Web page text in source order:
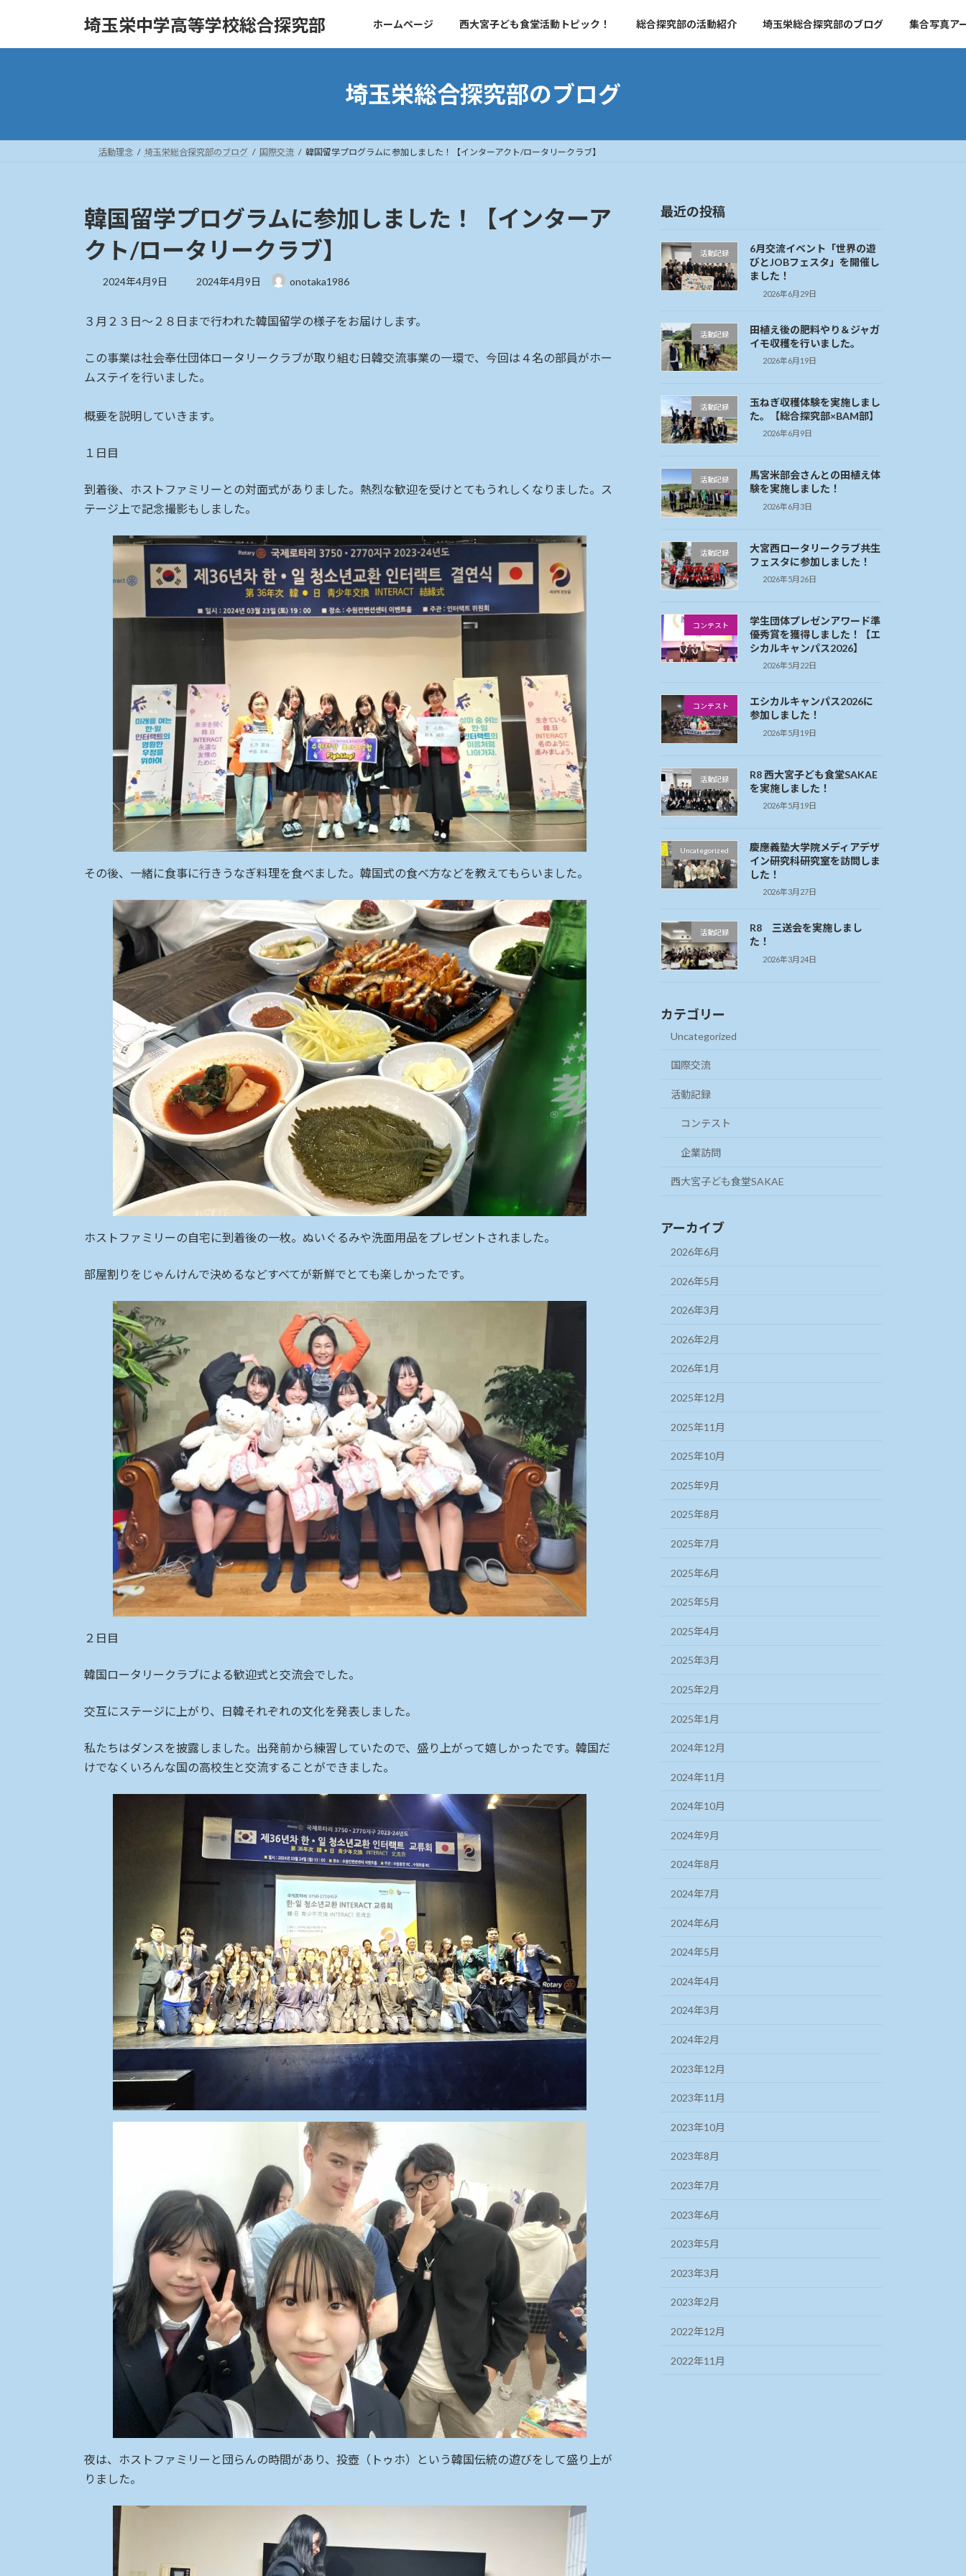
埼玉栄中学高等学校総合探究部 ホームページ 西大宮子ども食堂活動トピック！ 総合探究部の活動紹介 埼玉栄総合探究部のブログ 集合写真ア
埼玉栄総合探究部のブログ
活動理念 埼玉栄総合探究部のブログ 国際交流 韓国留学プログラムに参加しました！【インターアクト/ロータリークラブ】
韓国留学プログラムに参加しました！【インターア
クト/ロータリークラブ】
2024年4月9日
最
新
時
:
2024年4月9日 onotaka1986
３月２３日～２８日まで行われた韓国留学の様子をお届けします。
この事業は社会奉仕団体ロータリークラブが取り組む日韓交流事業の一環で、今回は４名の部員がホー
ムステイを行いました。
概要を説明していきます。
１日目
到着後、ホストファミリーとの対面式がありました。熱烈な歓迎を受けとてもうれしくなりました。ス
テージ上で記念撮影もしました。
その後、一緒に食事に行きうなぎ料理を食べました。韓国式の食べ方などを教えてもらいました。
ホストファミリーの自宅に到着後の一枚。ぬいぐるみや洗面用品をプレゼントされました。
部屋割りをじゃんけんで決めるなどすべてが新鮮でとても楽しかったです。
２日目
韓国ロータリークラブによる歓迎式と交流会でした。
交互にステージに上がり、日韓それぞれの文化を発表しました。
私たちはダンスを披露しました。出発前から練習していたので、盛り上がって嬉しかったです。韓国だ
けでなくいろんな国の高校生と交流することができました。
夜は、ホストファミリーと団らんの時間があり、投壺（トゥホ）という韓国伝統の遊びをして盛り上が
りました。
最近の投稿
活動記録
6月交流イベント「世界の遊
びとJOBフェスタ」を開催し
ました！
2026年6月29日
活動記録
田植え後の肥料やり＆ジャガ
イモ収穫を行いました。
2026年6月19日
活動記録
玉ねぎ収穫体験を実施しまし
た。【総合探究部×BAM部】
2026年6月9日
活動記録
馬宮米部会さんとの田植え体
験を実施しました！
2026年6月3日
活動記録
大宮西ロータリークラブ共生
フェスタに参加しました！
2026年5月26日
コンテスト
学生団体プレゼンアワード準
優秀賞を獲得しました！【エ
シカルキャンパス2026】
2026年5月22日
コンテスト
エシカルキャンパス2026に
参加しました！
2026年5月19日
活動記録
R8 西大宮子ども食堂SAKAE
を実施しました！
2026年5月19日
Uncategorized
慶應義塾大学院メディアデザ
イン研究科研究室を訪問しま
した！
2026年3月27日
活動記録
R8 三送会を実施しまし
た！
2026年3月24日
カテゴリー
Uncategorized
国際交流
活動記録
コンテスト
企業訪問
西大宮子ども食堂SAKAE
アーカイブ
2026年6月
2026年5月
2026年3月
2026年2月
2026年1月
2025年12月
2025年11月
2025年10月
2025年9月
2025年8月
2025年7月
2025年6月
2025年5月
2025年4月
2025年3月
2025年2月
2025年1月
2024年12月
2024年11月
2024年10月
2024年9月
2024年8月
2024年7月
2024年6月
2024年5月
2024年4月
2024年3月
2024年2月
2023年12月
2023年11月
2023年10月
2023年8月
2023年7月
2023年6月
2023年5月
2023年3月
2023年2月
2022年12月
2022年11月